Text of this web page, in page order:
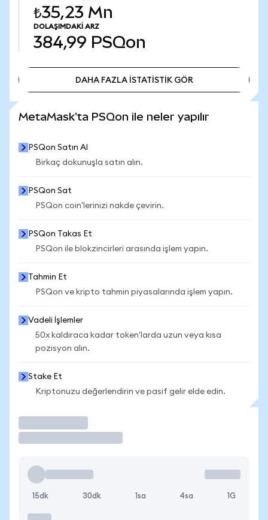
₺35,23 Mn
DOLAŞIMDAKI ARZ
384,99 PSQon
DAHA FAZLA İSTATİSTİK GÖR
MetaMask'ta PSQon ile neler yapılır
PSQon Satın Al
Birkaç dokunuşla satın alın.
PSQon Sat
PSQon coin'lerinizi nakde çevirin.
PSQon Takas Et
PSQon ile blokzincirleri arasında işlem yapın.
Tahmin Et
PSQon ve kripto tahmin piyasalarında işlem yapın.
Vadeli İşlemler
50x kaldıraca kadar token'larda uzun veya kısa
pozisyon alın.
Stake Et
Kriptonuzu değerlendirin ve pasif gelir elde edin.
15dk 30dk 1sa 4sa 1G